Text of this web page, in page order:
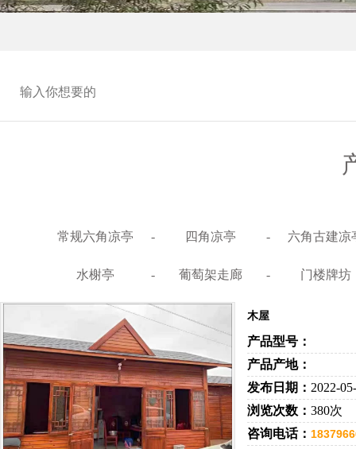
常规六角凉亭 - 四角凉亭 - 六角古建凉
水榭亭 - 葡萄架走廊 - 门楼牌坊
木屋
产品型号：
产品产地：
发布日期： 2022-
浏览次数： 380次
咨询电话：